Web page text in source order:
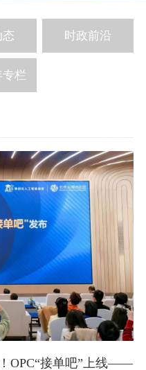
态 时政前沿
专栏
OPC“接单吧”上线——